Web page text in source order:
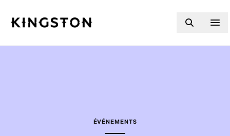
ÉVÉNEMENTS